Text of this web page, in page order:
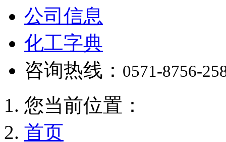
公司信息
化工字典
咨询热线： 0571-8756-
您当前位置：
首页